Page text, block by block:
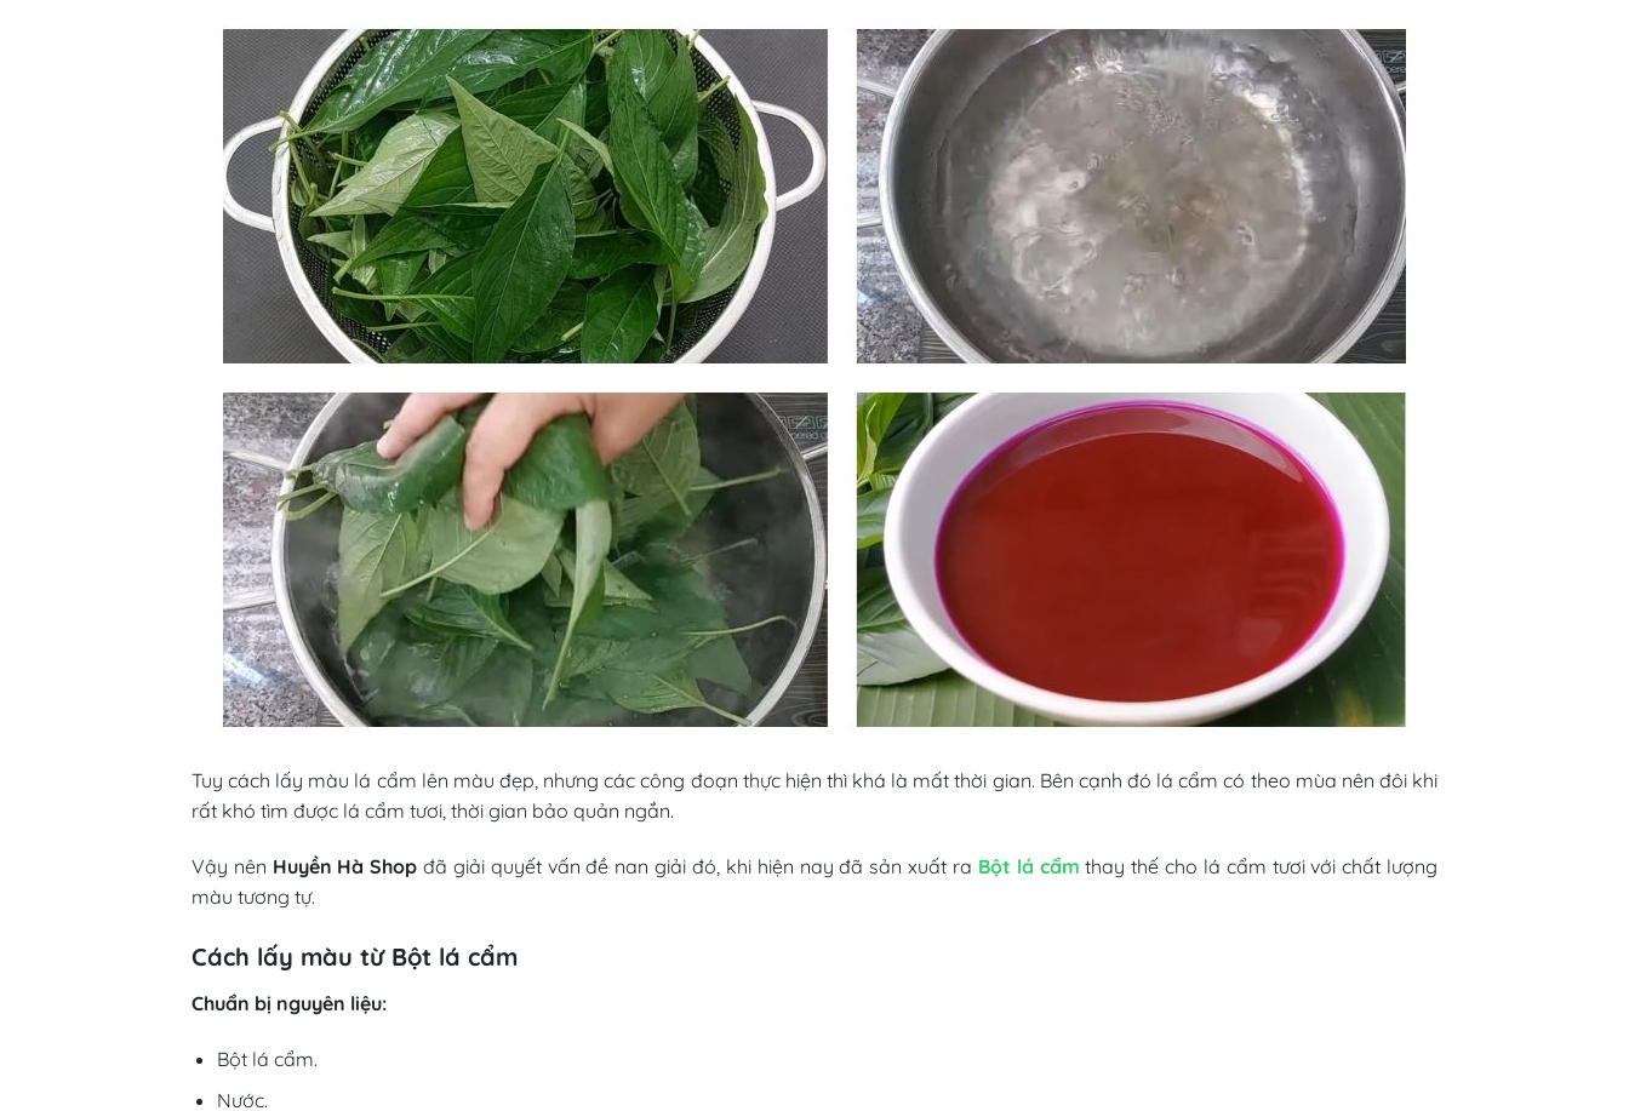
Tuy cách lấy màu lá cẩm lên màu đẹp, nhưng các công đoạn thực hiện thì khá là mất thời gian. Bên cạnh đó lá cẩm có theo mùa nên đôi khi
rất khó tìm được lá cẩm tươi, thời gian bảo quản ngắn.
Vậy nên Huyền Hà Shop đã giải quyết vấn đề nan giải đó, khi hiện nay đã sản xuất ra Bột lá cẩm thay thế cho lá cẩm tươi với chất lượng
màu tương tự.
Cách lấy màu từ Bột lá cẩm
Chuẩn bị nguyên liệu:
Bột lá cẩm.
Nước.